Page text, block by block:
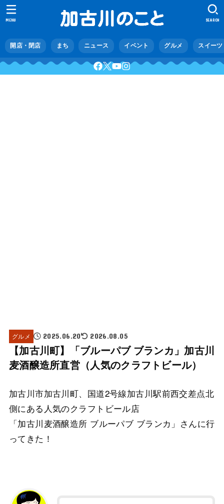
開店・閉店 まち ニュース イベント グルメ スイーツ
SEARCH
MENU
グルメ 2025.06.20 2026.08.05
【加古川町】「ブルーパブ ブランカ」加古川
麦酒醸造所直営（人気のクラフトビール）
加古川市加古川町、国道2号線加古川駅前西交差点北
側にある人気のクラフトビール店
「加古川麦酒醸造所 ブルーパブ ブランカ」さんに行
ってきた！